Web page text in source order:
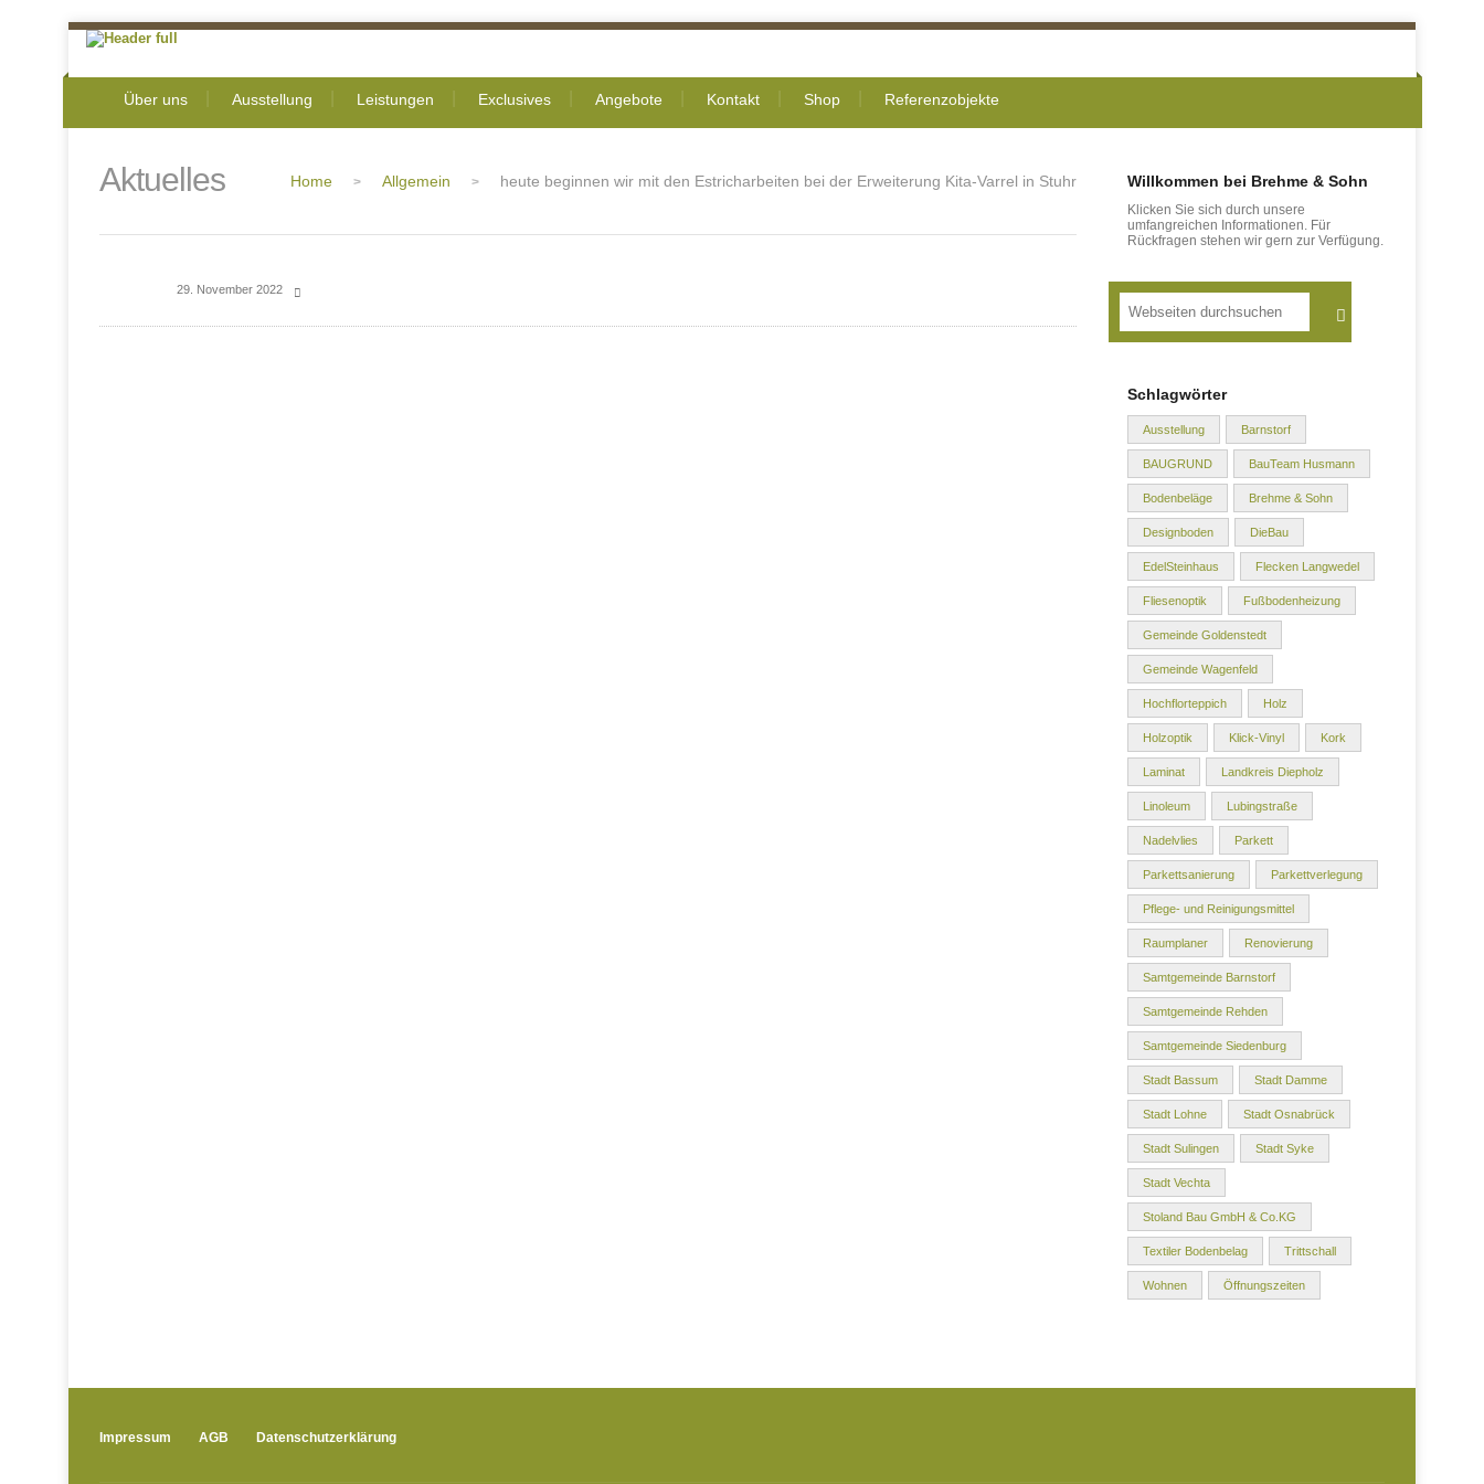
Über uns Ausstellung Leistungen Exclusives Angebote Kontakt Shop Referenzobjekte
Aktuelles Home > Allgemein > heute beginnen wir mit den Estricharbeiten bei der Erweiterung Kita-Varrel in Stuhr
29. November 2022
Willkommen bei Brehme & Sohn
Klicken Sie sich durch unsere
umfangreichen Informationen. Für
Rückfragen stehen wir gern zur Verfügung.
Suche
Schlagwörter
Ausstellung Barnstorf
BAUGRUND BauTeam Husmann
Bodenbeläge Brehme & Sohn
Designboden DieBau
EdelSteinhaus Flecken Langwedel
Fliesenoptik Fußbodenheizung
Gemeinde Goldenstedt
Gemeinde Wagenfeld
Hochflorteppich Holz
Holzoptik Klick-Vinyl Kork
Laminat Landkreis Diepholz
Linoleum Lubingstraße
Nadelvlies Parkett
Parkettsanierung Parkettverlegung
Pflege- und Reinigungsmittel
Raumplaner Renovierung
Samtgemeinde Barnstorf
Samtgemeinde Rehden
Samtgemeinde Siedenburg
Stadt Bassum Stadt Damme
Stadt Lohne Stadt Osnabrück
Stadt Sulingen Stadt Syke
Stadt Vechta
Stoland Bau GmbH & Co.KG
Textiler Bodenbelag Trittschall
Wohnen Öffnungszeiten
Impressum AGB Datenschutzerklärung